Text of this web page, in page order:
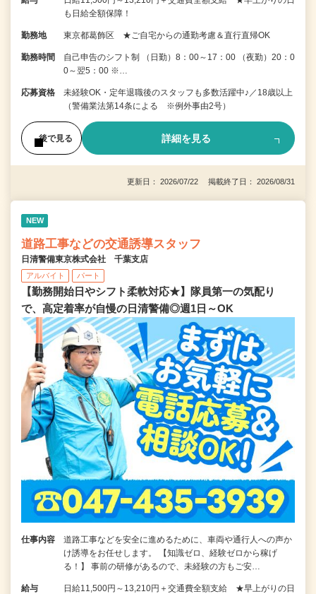
も日給全額保障！
勤務地 東京都葛飾区 ★ご自宅からの通勤考慮＆直行直帰OK
勤務時間
自己申告のシフト制 （日勤）8：00～17：00 （夜勤）20：0
0～翌5：00 ※…
応募資格
未経験OK・定年退職後のスタッフも多数活躍中♪／18歳以上
（警備業法第14条による ※例外事由2号）
後で見る 詳細を見る
更新日： 2026/07/22 掲載終了日： 2026/08/31
NEW
道路工事などの交通誘導スタッフ
日清警備東京株式会社 千葉支店
アルバイト パート
【勤務開始日やシフト柔軟対応★】隊員第一の気配り
で、高定着率が自慢の日清警備◎週1日～OK
仕事内容
道路工事などを安全に進めるために、車両や通行人への声か
け誘導をお任せします。 【知識ゼロ、経験ゼロから稼げ
る！】 事前の研修があるので、未経験の方もご安…
給与
日給11,500円～13,210円＋交通費全額支給 ★早上がりの日